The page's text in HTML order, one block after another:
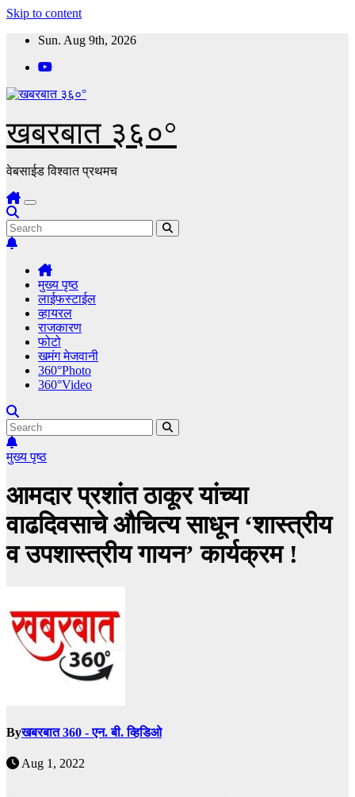
Skip to content
Sun. Aug 9th, 2026
खबरबात ३६०°
वेबसाईड विश्वात प्रथमच
मुख्य पृष्ठ
लाईफस्टाईल
व्हायरल
राजकारण
फोटो
खमंग मेजवानी
360°Photo
360°Video
मुख्य पृष्ठ
आमदार प्रशांत ठाकूर यांच्या
वाढदिवसाचे औचित्य साधून ‘शास्त्रीय
व उपशास्त्रीय गायन’ कार्यक्रम !
Byखबरबात 360 - एन. बी. व्हिडिओ
Aug 1, 2022